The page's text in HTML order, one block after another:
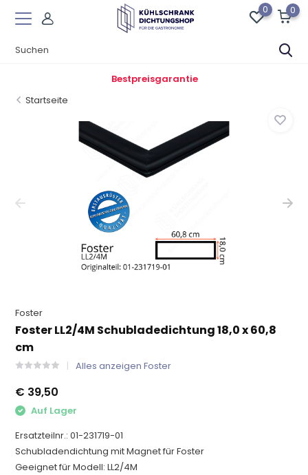
0 0
Bestpreisgarantie
Startseite
Foster
Foster LL2/4M Schubladedichtung 18,0 x 60,8
cm
Alles anzeigen Foster
€ 39,50
Auf Lager
Ersatzteilnr.: 01-231719-01
Schubladendichtung mit Magnet für Foster
Geeignet für Modell: LL2/4M